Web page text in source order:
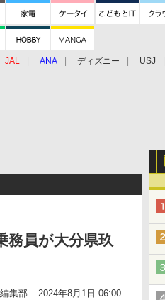
JAL ANA ディズニー USJ
員が大分県玖
編集部 2024年8月1日 06:00